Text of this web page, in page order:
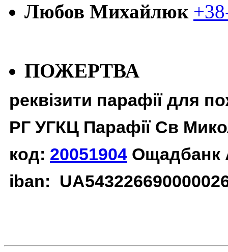
Любов Михайлюк
ПОЖЕРТВА
реквізити парафії для
РГ УГКЦ Парафії Св
код: 20051904 Ощадбанк
iban: